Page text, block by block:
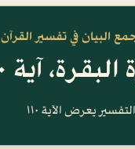
البيان في تفسير القرآن
آية ١١٠
التفسير يعرض الآية ١١٠